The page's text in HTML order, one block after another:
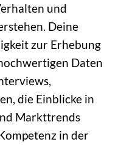
und
Deine
zur Erhebung
Daten
die Einblicke in
Markttrends
in der